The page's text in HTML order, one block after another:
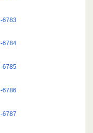
6783
6784
6785
6786
6787